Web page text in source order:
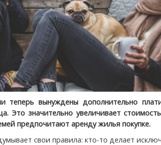
теперь вынуждены дополнительно
Это значительно увеличивает
предпочитают аренду жилья покупке.
свои правила: кто-то делает